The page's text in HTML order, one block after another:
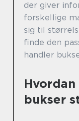
der giver
forskellige
sig til
finde den
handler
bukser